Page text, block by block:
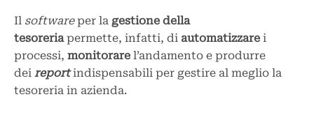
Il softwareper la gestione della
tesoreriapermette, infatti, di automatizzare i
processi, monitorare l’andamento e produrre
dei reportindispensabili per gestire al meglio la
tesoreria in azienda.